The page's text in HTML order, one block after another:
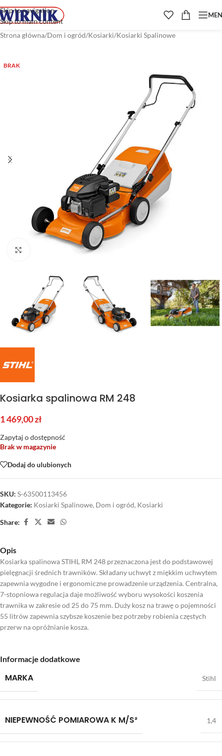
Skip to navigation
Skip to main content
Strona główna/Dom i ogród/Kosiarki/Kosiarki Spalinowe
BRAK
Kliknij aby powiększyć
Kosiarka spalinowa RM 248
1 469,00zł
Zapytaj o dostępność
Brak w magazynie
Dodaj do ulubionych
SKU: S-63500113456
Kategorie: Kosiarki Spalinowe, Dom i ogród, Kosiarki
Share:
Opis
Kosiarka spalinowa STIHL RM 248 przeznaczona jest do podstawowej
pielęgnacji średnich trawników. Składany uchwyt z miękkim uchwytem
zapewnia wygodne i ergonomiczne prowadzenie urządzenia. Centralna,
7-stopniowa regulacja daje możliwość wyboru wysokości koszenia
trawnika w zakresie od 25 do 75 mm. Duży kosz na trawę o pojemności
55 litrów zapewnia szybsze koszenie bez potrzeby robienia częstych
przerw na opróżnianie kosza.
Informacje dodatkowe
MARKA Stihl
NIEPEWNOŚĆ POMIAROWA K M/S² 1,4